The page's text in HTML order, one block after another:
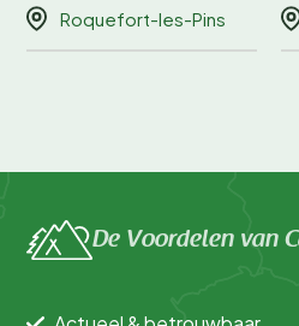
Roquefort-les-Pins
De Voordelen van